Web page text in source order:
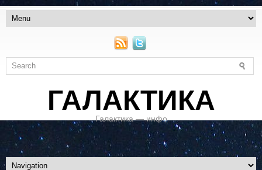
ГАЛАКТИКА
Галактика — инфо